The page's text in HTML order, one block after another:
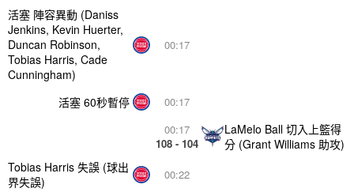
00:22
Tobias Harris 失誤 (球出
界失誤)
00:17
108 - 104
LaMelo Ball 切入上籃得
分 (Grant Williams 助攻)
00:17
活塞 60秒暫停
00:17
活塞 陣容異動 (Daniss
Jenkins, Kevin Huerter,
Duncan Robinson,
Tobias Harris, Cade
Cunningham)